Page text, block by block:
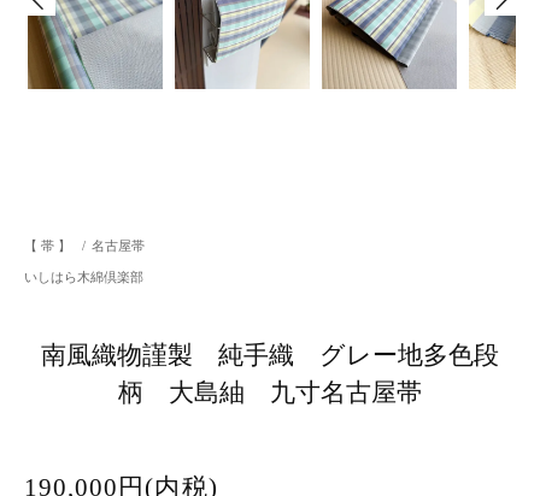
【 帯 】 / 名古屋帯
いしはら木綿倶楽部
南風織物謹製 純手織 グレー地多色段
柄 大島紬 九寸名古屋帯
190,000円(内税)